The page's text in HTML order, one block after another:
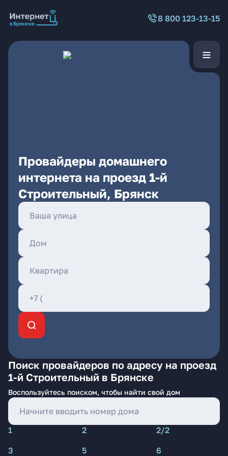
8 800 123-13-15
Провайдеры домашнего
интернета на проезд 1-й
Строительный, Брянск
Поиск провайдеров по адресу на проезд
1-й Строительный в Брянске
Воспользуйтесь поиском, чтобы найти свой дом
1 2
2/2
3
5
6